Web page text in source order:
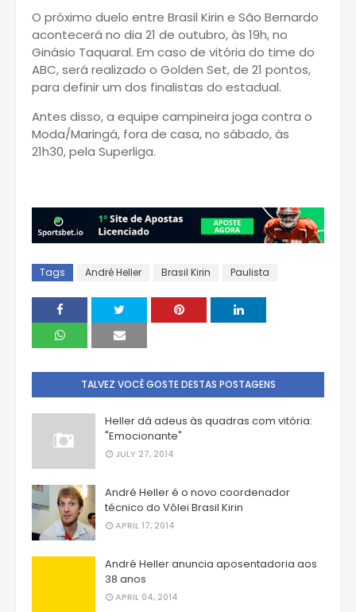
O próximo duelo entre Brasil Kirin e São Bernardo
acontecerá no dia 21 de outubro, às 19h, no
Ginásio Taquaral. Em caso de vitória do time do
ABC, será realizado o Golden Set, de 21 pontos,
para definir um dos finalistas do estadual.
Antes disso, a equipe campineira joga contra o
Moda/Maringá, fora de casa, no sábado, às
21h30, pela Superliga.
Tags André Heller Brasil Kirin Paulista
TALVEZ VOCÊ GOSTE DESTAS POSTAGENS
Heller dá adeus às quadras com vitória:
"Emocionante"
JULY 27, 2014
André Heller é o novo coordenador
técnico do Vôlei Brasil Kirin
APRIL 17, 2014
André Heller anuncia aposentadoria aos
38 anos
APRIL 04, 2014